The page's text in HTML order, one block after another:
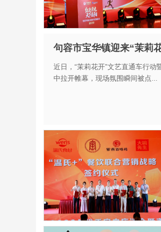
句容市宝华镇迎来“茉莉
近日，“茉莉花开”文艺直通车行
中拉开帷幕，现场氛围瞬间被点...